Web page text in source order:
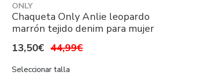
ONLY
Chaqueta Only Anlie leopardo
marrón tejido denim para mujer
13,50€ 44,99€
Seleccionar talla